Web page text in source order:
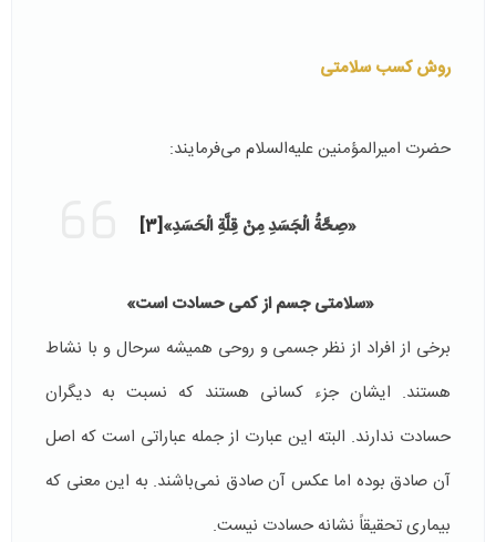
روش کسب سلامتی
حضرت امیرالمؤمنین علیه‌السلام می‌فرمایند:
«صِحَّةُ الْجَسَدِ مِنْ قِلَّةِ الْحَسَدِ»[3]
«سلامتی جسم از كمى حسادت است»
برخی از افراد از نظر جسمی و روحی همیشه سرحال و با نشاط
هستند. ایشان جزء کسانی هستند که نسبت به دیگران
حسادت ندارند. البته این عبارت از جمله عباراتی است که اصل
آن صادق بوده اما عکس آن صادق نمی‌باشند. به این معنی که
بیماری تحقیقاً نشانه حسادت نیست.